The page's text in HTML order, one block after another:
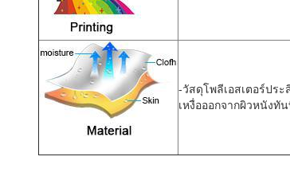
-วัสดุโพลีเอสเตอร์ปร
เหงื่อออกจากผิวหนังทั